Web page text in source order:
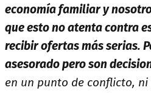
economía familiar y
que esto no atenta contra
recibir ofertas más serias.
asesorado pero son
en un punto de conflicto,